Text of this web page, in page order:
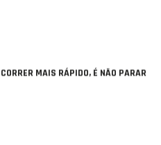
MAIS RÁPIDO, É NÃO PARAR